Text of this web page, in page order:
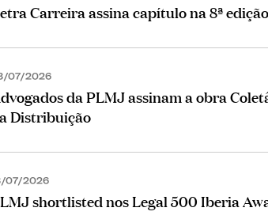
Carreira assina capítulo na 8ª
07/2026
da PLMJ assinam a obra
Distribuição
07/2026
shortlisted nos Legal 500 Iberia